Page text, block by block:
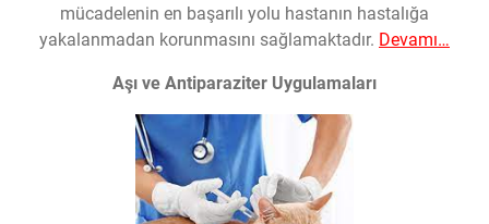
mücadelenin en başarılı yolu hastanın hastalığa
yakalanmadan korunmasını sağlamaktadır. Devamı…
Aşı ve Antiparaziter Uygulamaları